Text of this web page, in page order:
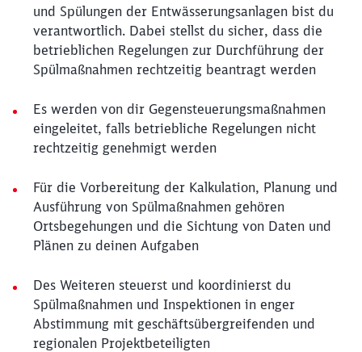
und Spülungen der Entwässerungsanlagen bist du
verantwortlich. Dabei stellst du sicher, dass die
betrieblichen Regelungen zur Durchführung der
Spülmaßnahmen rechtzeitig beantragt werden
Es werden von dir Gegensteuerungsmaßnahmen
eingeleitet, falls betriebliche Regelungen nicht
rechtzeitig genehmigt werden
Für die Vorbereitung der Kalkulation, Planung und
Ausführung von Spülmaßnahmen gehören
Ortsbegehungen und die Sichtung von Daten und
Plänen zu deinen Aufgaben
Des Weiteren steuerst und koordinierst du
Spülmaßnahmen und Inspektionen in enger
Abstimmung mit geschäftsübergreifenden und
regionalen Projektbeteiligten